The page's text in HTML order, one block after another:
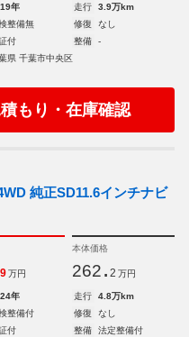
年 走行
3.9万km
整備無 修復
なし
付 整備
-
県 千葉市中央区
積もり・在庫確認
純正SD11.6インチナビ
9 万円
本体価格
262. 2 万円
年 走行
4.8万km
整備付 修復
なし
付 整備
法定整備付